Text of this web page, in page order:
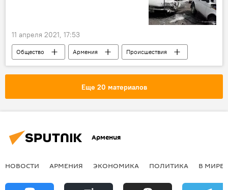
11 апреля 2021, 17:53
Общество Армения
Происшествия
Происшествия и инциденты в Армении
Еще 20 материалов
Армения
НОВОСТИ АРМЕНИЯ ЭКОНОМИКА ПОЛИТИКА В МИРЕ